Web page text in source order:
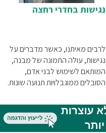
נגישות בחדרי רחצה
לרבים מאיתנו, כאשר מדברים על
נגישות, עולה התמונה של מבנה,
המותאם לשימוש לבני אדם,
הסובלים ממוגבלויות תנועה שונות.
השימוש בכיסאות גלגלים, אבל
אם נסתכל בצורה רחבה יותר על
עניין הנגישות,נגיע למסקנה